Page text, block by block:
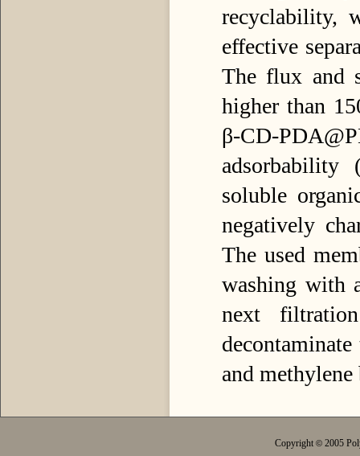
recyclability,
effective
The flux and
higher than
β-CD-
adsorbability
soluble
negatively
The used
washing with
next
and
Copyright© 2005